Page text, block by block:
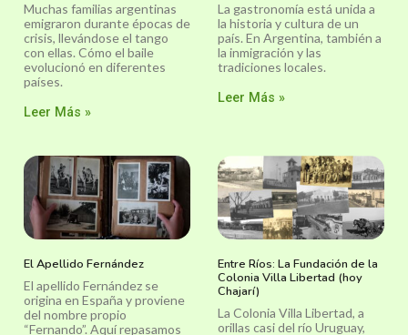
Muchas familias argentinas
emigraron durante épocas de
crisis, llevándose el tango
con ellas. Cómo el baile
evolucionó en diferentes
países.
Leer Más »
La gastronomía está unida a
la historia y cultura de un
país. En Argentina, también a
la inmigración y las
tradiciones locales.
Leer Más »
El Apellido Fernández
El apellido Fernández se
origina en España y proviene
del nombre propio
“Fernando”. Aquí repasamos
Entre Ríos: La Fundación de la
Colonia Villa Libertad (hoy
Chajarí)
La Colonia Villa Libertad, a
orillas casi del río Uruguay,